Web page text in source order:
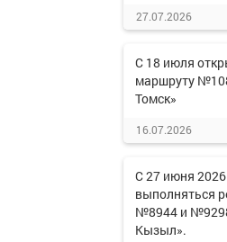
27.07.2026
С 18 июля
маршруту
Томск»
16.07.2026
С 27 июня
выполняться
№8944 и
Кызыл».